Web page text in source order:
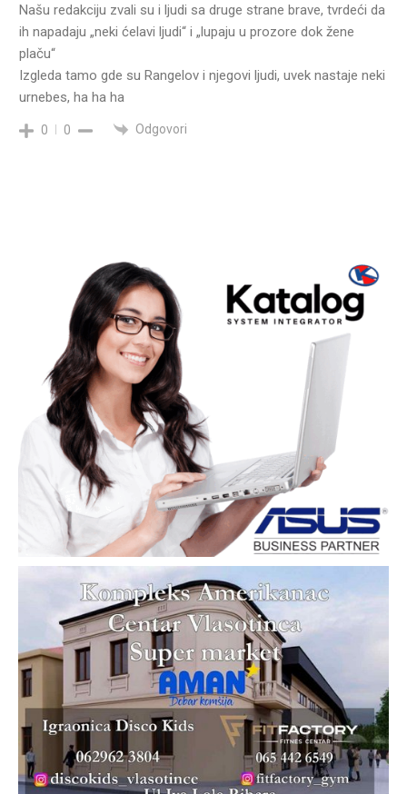
Našu redakciju zvali su i ljudi sa druge strane brave, tvrdeći da
ih napadaju „neki ćelavi ljudi“ i „lupaju u prozore dok žene
plaču“
Izgleda tamo gde su Rangelov i njegovi ljudi, uvek nastaje neki
urnebes, ha ha ha
0 0 Odgovori